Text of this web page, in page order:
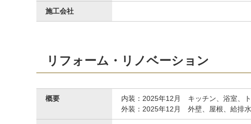
施工会社
リフォーム・リノベーション
概要
内装：2025年12月 キッチン、浴室、
外装：2025年12月 外壁、屋根、給排